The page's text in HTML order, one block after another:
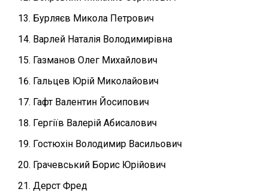
Бурляєв Микола Петрович
Варлей Наталія Володимирівна
Газманов Олег Михайлович
Гальцев Юрій Миколайович
Гафт Валентин Йосипович
Гергіїв Валерій Абисалович
Гостюхін Володимир Васильович
Грачевський Борис Юрійович
Дерст Фред